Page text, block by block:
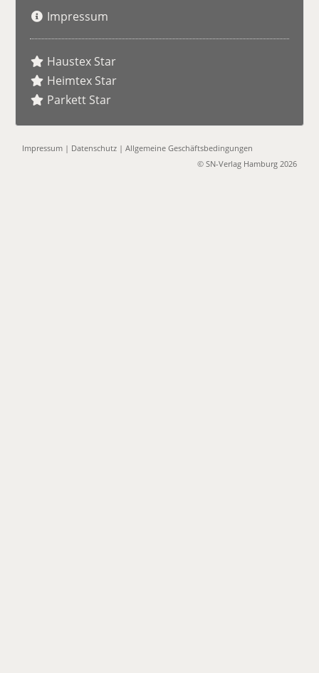
Impressum
Haustex Star
Heimtex Star
Parkett Star
Impressum | Datenschutz |Allgemeine Geschäftsbedingungen
© SN-Verlag Hamburg 2026